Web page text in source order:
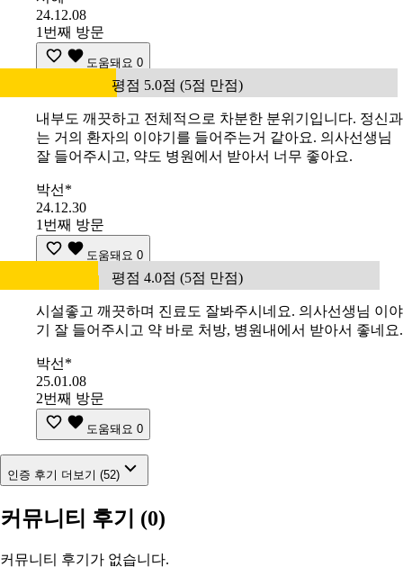
24.12.08
1번째 방문
도움돼요 0
평점 5.0점 (5점 만점)
내부도 깨끗하고 전체적으로 차분한 분위기입니다. 정신과
는 거의 환자의 이야기를 들어주는거 같아요. 의사선생님
잘 들어주시고, 약도 병원에서 받아서 너무 좋아요.
박선*
24.12.30
1번째 방문
도움돼요 0
평점 4.0점 (5점 만점)
시설좋고 깨끗하며 진료도 잘봐주시네요. 의사선생님 이야
기 잘 들어주시고 약 바로 처방, 병원내에서 받아서 좋네요.
박선*
25.01.08
2번째 방문
도움돼요 0
인증 후기 더보기 (52)
커뮤니티 후기 (0)
커뮤니티 후기가 없습니다.